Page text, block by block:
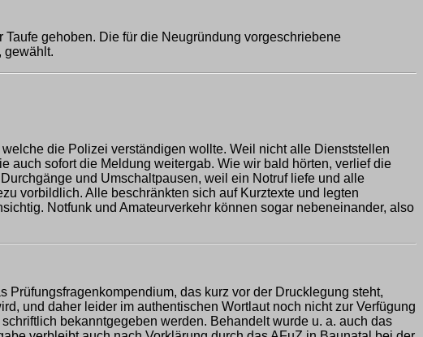
gehoben. Die für die Neugründung vorgeschriebene
gewählt.
die Polizei verständigen wollte. Weil nicht alle Dienststellen
auch sofort die Meldung weitergab. Wie wir bald hörten, verlief die
und Umschaltpausen, weil ein Notruf liefe und alle
vorbildlich. Alle beschränkten sich auf Kurztexte und legten
Notfunk und Amateurverkehr können sogar nebeneinander, also
das kurz vor der Drucklegung steht,
und daher leider im authentischen Wortlaut noch nicht zur Verfügung
bekanntgegeben werden. Behandelt wurde u. a. auch das